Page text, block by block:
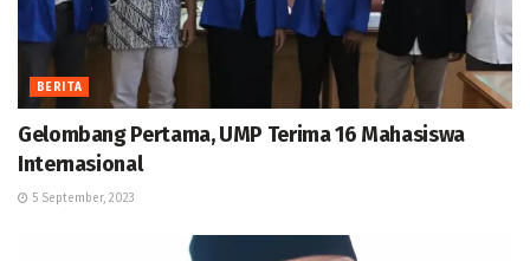
BERITA
Gelombang Pertama, UMP Terima 16 Mahasiswa
Internasional
5 September, 2023